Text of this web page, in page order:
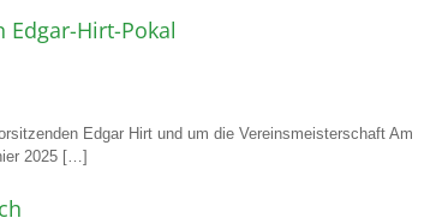
Hirt-Pokal
Edgar Hirt und um die Vereinsmeisterschaft Am
2025 […]